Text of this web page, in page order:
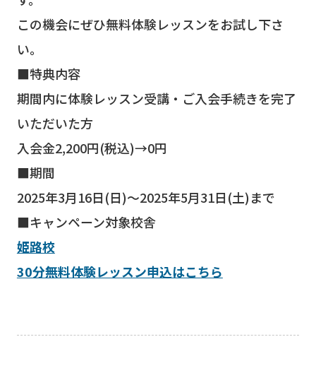
この機会にぜひ無料体験レッスンをお試し下さ
い。
■特典内容
期間内に体験レッスン受講・ご入会手続きを完了
いただいた方
入会金2,200円(税込)→0円
■期間
2025年3月16日(日)～2025年5月31日(土)まで
■キャンペーン対象校舎
姫路校
30分無料体験レッスン申込はこちら